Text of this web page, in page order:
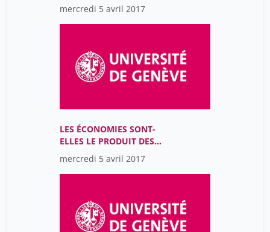
mercredi 5 avril 2017
LES ÉCONOMIES SONT-
ELLES LE PRODUIT DES
CROYANCES DES
ÉCONOMISTES?
mercredi 5 avril 2017